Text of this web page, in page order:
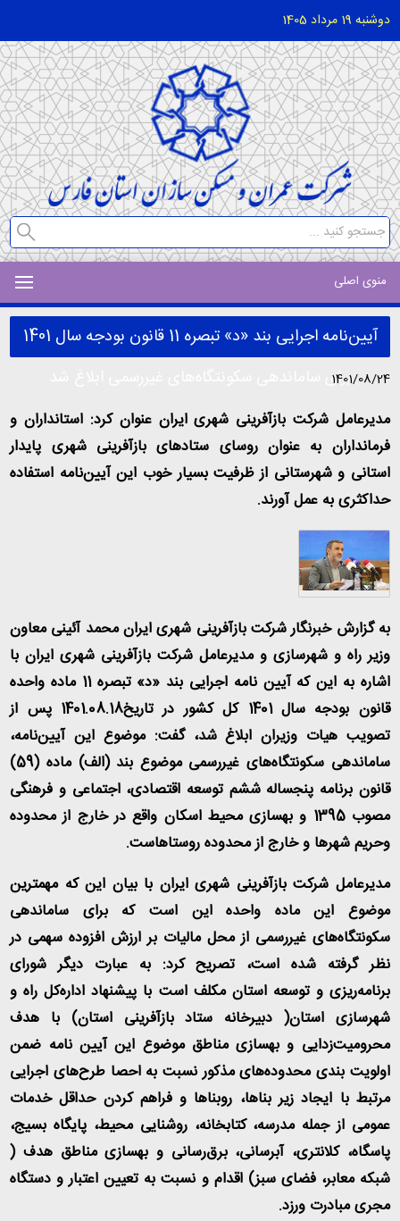
دوشنبه 19 مرداد 1405
منوی اصلی
آیین‌نامه اجرایی بند «د» تبصره 11 قانون بودجه سال 1401
برای ساماندهی سکونتگاه‌های غیررسمی ابلاغ شد1401/08/24
مدیرعامل شرکت بازآفرینی شهری ایران عنوان کرد: استانداران و
فرمانداران به عنوان روسای ستادهای بازآفرینی شهری پایدار
استانی و شهرستانی از ظرفیت بسیار خوب این آیین‌نامه استفاده
حداکثری به عمل آورند.
به گزارش خبرنگار شرکت بازآفرینی شهری ایران محمد آئینی معاون
وزیر راه و شهرسازی و مدیرعامل شرکت بازآفرینی شهری ایران با
اشاره به این که آیین نامه اجرایی بند «د» تبصره 11 ماده واحده
قانون بودجه سال 1401 کل کشور در تاریخ1401.08.18 پس از
تصویب هیات وزیران ابلاغ شد، گفت: موضوع این آیین‌نامه،
ساماندهی سکونتگاه‌های غیررسمی موضوع بند (الف) ماده (59)
قانون برنامه پنجساله ششم توسعه اقتصادی، اجتماعی و فرهنگی
مصوب 1395 و بهسازی محیط اسکان واقع در خارج از محدوده
وحریم شهرها و خارج از محدوده روستاهاست.
مدیرعامل شرکت بازآفرینی شهری ایران با بیان این که مهمترین
موضوع این ماده واحده این است که برای ساماندهی
سکونتگاه‌های غیررسمی از محل مالیات بر ارزش افزوده سهمی در
نظر گرفته شده است، تصریح کرد: به عبارت دیگر شورای
برنامه‌ریزی و توسعه استان مکلف است با پیشنهاد اداره‌کل راه و
شهرسازی استان( دبیرخانه ستاد بازآفرینی استان) با هدف
محرومیت‌زدایی و بهسازی مناطق موضوع این آیین نامه ضمن
اولویت بندی محدوده‌های مذکور نسبت به احصا طرح‌های اجرایی
مرتبط با ایجاد زیر بناها، روبناها و فراهم کردن حداقل خدمات
عمومی از جمله مدرسه، کتابخانه، روشنایی محیط، پایگاه بسیج،
پاسگاه، کلانتری، آبرسانی، برق‌رسانی و بهسازی مناطق هدف (
شبکه معابر، فضای سبز) اقدام و نسبت به تعیین اعتبار و دستگاه
مجری مبادرت ورزد.